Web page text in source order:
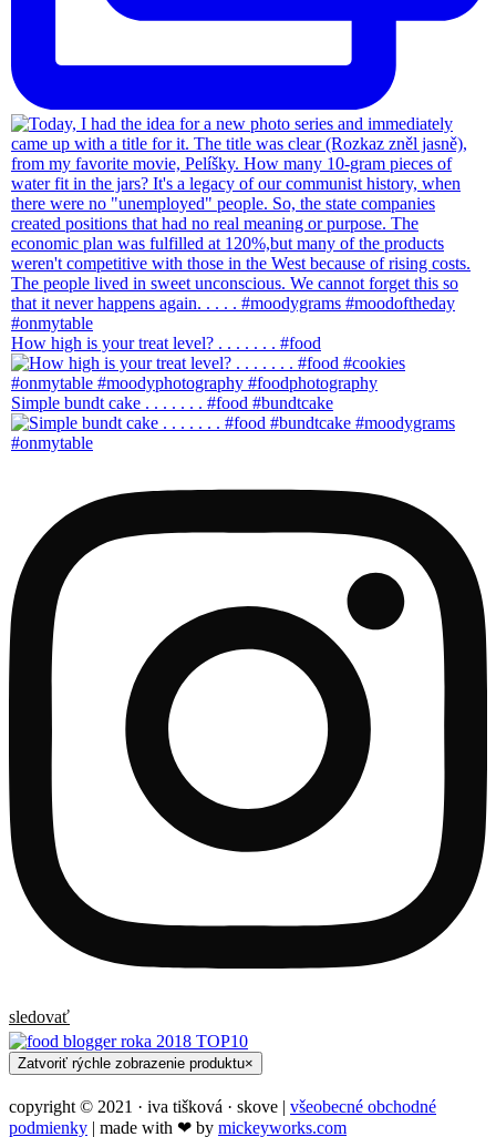
How high is your treat level? . . . . . . . #food
Simple bundt cake . . . . . . . #food #bundtcake
sledovať
Zatvoriť rýchle zobrazenie produktu×
copyright © 2021 · iva tišková · skove | všeobecné obchodné
podmienky | made with ❤︎ by mickeyworks.com